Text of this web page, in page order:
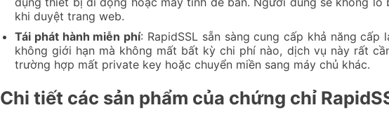
khi duyệt trang web.
Tái phát hành miễn phí: RapidSSL sẵn sàng cung cấp khả năng cấp
không giới hạn mà không mất bất kỳ chi phí nào, dịch vụ này rất
trường hợp mất private key hoặc chuyển miền sang máy chủ khác.
Chi tiết các sản phẩm của chứng chỉ